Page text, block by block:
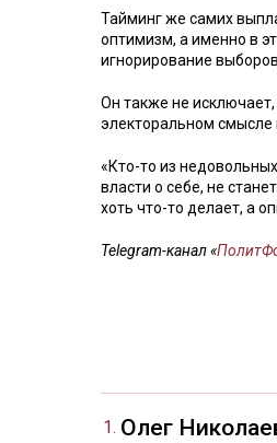
Тайминг же самих
оптимизм, а именно в
игнорирование
Он также не
электоральном смысле
«Кто-то из
власти о себе, не
хоть что-то делает, а
Telegram-канал «
Олег